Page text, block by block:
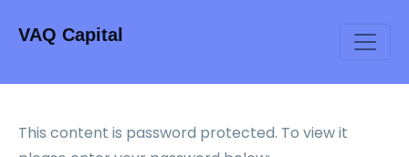
VAQ Capital
This content is password protected. To view it